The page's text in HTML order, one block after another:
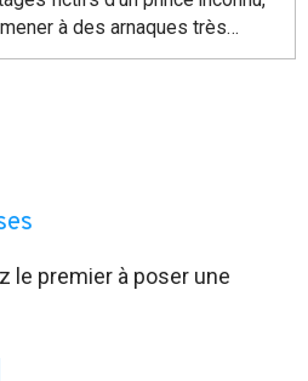
à des arnaques très
conseils et astuces pour vous
le premier à poser une